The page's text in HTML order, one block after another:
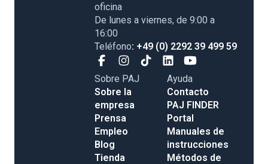
oficina
De lunes a viernes, de 9:00 a
16:00
Teléfono: +49 (0) 2292 39 499 59
Sobre PAJ
Sobre la
empresa
Prensa
Empleo
Blog
Tienda
Ayuda
Contacto
PAJ FINDER
Portal
Manuales de
instrucciones
Métodos de